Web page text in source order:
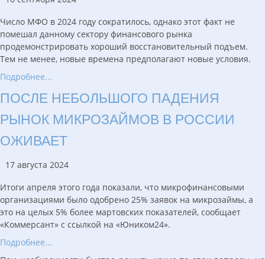
Число МФО в 2024 году сократилось, однако этот факт не
помешал данному сектору финансового рынка
продемонстрировать хороший восстановительный подъем.
Тем не менее, новые времена предполагают новые условия.
Подробнее...
ПОСЛЕ НЕБОЛЬШОГО ПАДЕНИЯ
РЫНОК МИКРОЗАЙМОВ В РОССИИ
ОЖИВАЕТ
17 августа 2024
Итоги апреля этого года показали, что микрофинансовыми
организациями было одобрено 25% заявок на микрозаймы, а
это на целых 5% более мартовских показателей, сообщает
«Коммерсант» с ссылкой на «Юником24».
Подробнее...